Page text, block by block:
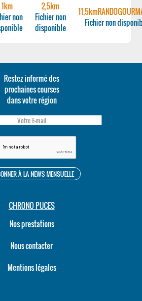
1km
non
2,5km
Fichier non
disponible
Fichier non
Restez informé des
prochaines courses
dans votre région
CHRONO PUCES
Nos prestations
Nous contacter
Mentions légales